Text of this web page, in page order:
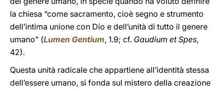
la chiesa “come sacramento, cioè segno e strumento
dell’intima unione con Dio e dell’unità di tutto il genere
umano” (Lumen Gentium, 1.9; cf. Gaudium et Spes,
42).
Questa unità radicale che appartiene all’identità stessa
dell’essere umano, si fonda sul mistero della creazione